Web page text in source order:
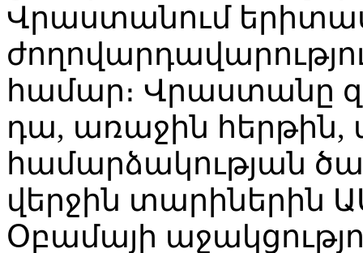
Վրաստանում
համար։ Վրաստանը
դա, առաջին հերթին,
համարձակության
վերջին
Օբամայի